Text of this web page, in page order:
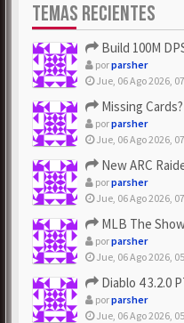
TEMAS RECIENTES
Build 100M DPS
porparsher
Jue, 06 Ago 2026,
Missing Cards? Buy
porparsher
Jue, 06 Ago 2026,
New ARC Raiders
porparsher
Jue, 06 Ago 2026,
MLB The Show 26
porparsher
Jue, 06 Ago 2026,
Diablo 4 3.2.0 PTR
porparsher
Jue, 06 Ago 2026,